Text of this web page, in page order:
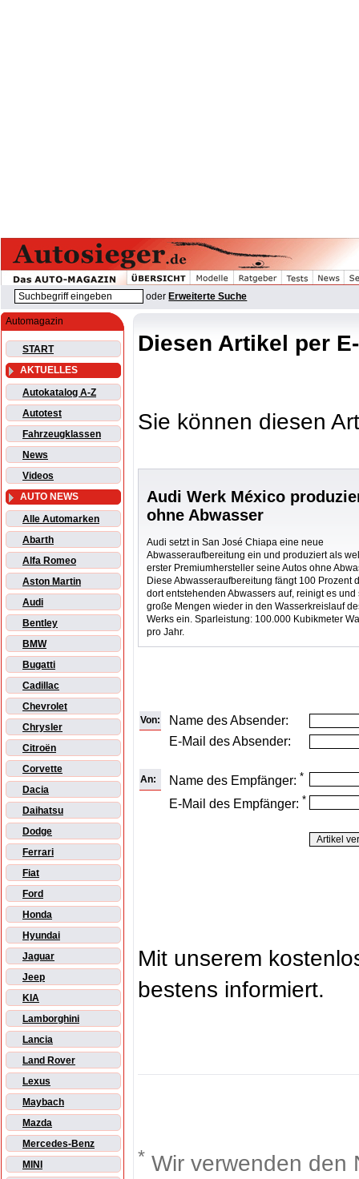
oder Erweiterte Suche
Automagazin
START
AKTUELLES
Autokatalog A-Z
Autotest
Fahrzeugklassen
News
Videos
AUTO NEWS
Alle Automarken
Abarth
Alfa Romeo
Aston Martin
Audi
Bentley
BMW
Bugatti
Cadillac
Chevrolet
Chrysler
Citroën
Corvette
Dacia
Daihatsu
Dodge
Ferrari
Fiat
Ford
Honda
Hyundai
Jaguar
Jeep
KIA
Lamborghini
Lancia
Land Rover
Lexus
Maybach
Mazda
Mercedes-Benz
MINI
Diesen Artikel per
Sie können diesen
Audi Werk México
ohne Abwasser
Audi setzt in San José Chiapa eine neue
Abwasseraufbereitung ein und produziert als
erster Premiumhersteller seine Autos ohne
Diese Abwasseraufbereitung fängt 100 Prozent
dort entstehenden Abwassers auf, reinigt es und
große Mengen wieder in den Wasserkreislauf
Werks ein. Sparleistung: 100.000 Kubikmeter
pro Jahr.
Von:
Name des Absender:
E-Mail des Absender:
An: Name des Empfänger: *
E-Mail des Empfänger: *
Mit unserem
bestens informiert.
* Wir verwenden den